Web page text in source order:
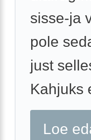
sisse-ja
pole
just
Kahjuks
Loe